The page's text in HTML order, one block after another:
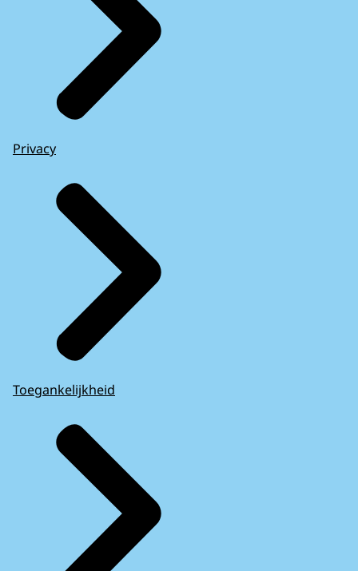
Privacy
Toegankelijkheid